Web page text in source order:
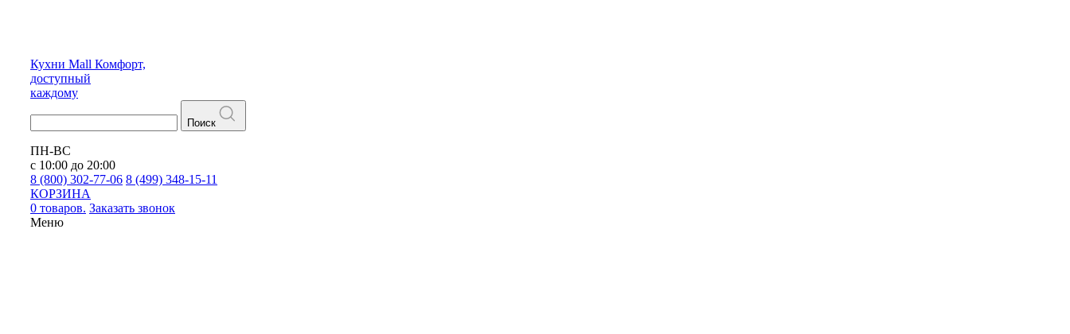
Кухни Mall Комфорт,
доступный
каждому
Поиск
ПН-ВС
с 10:00 до 20:00
8 (800) 302-77-06 8 (499) 348-15-11
КОРЗИНА
0 товаров. Заказать звонок
Меню